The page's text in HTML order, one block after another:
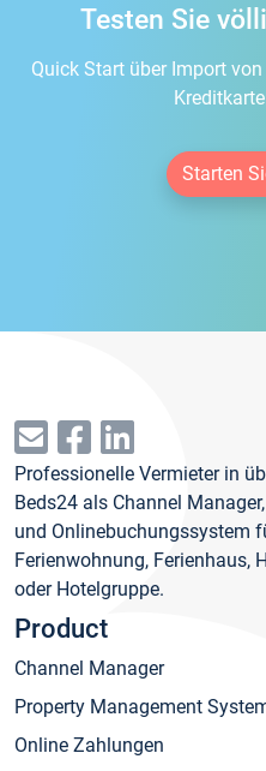
Testen Sie
Quick Start über Import
Starten
Professionelle Vermieter in
Beds24 als Channel
und Onlinebuchungssystem
Ferienwohnung, Ferienhaus,
oder Hotelgruppe.
Product
Channel Manager
Property Management
Online Zahlungen